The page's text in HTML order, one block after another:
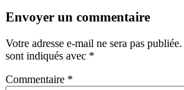
Envoyer un commentaire
Votre adresse e-mail ne sera pas publiée.
sont indiqués avec *
Commentaire *